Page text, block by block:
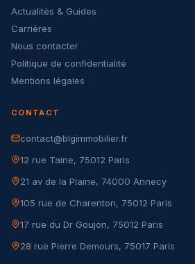
Actualités & Guides
Carrières
Nous contacter
Politique de confidentialité
Mentions légales
CONTACT
contact@blgimmobilier.fr
12 rue Taine, 75012 Paris
21 av de la Plaine, 74000 Annecy
105 rue de Charenton, 75012 Paris
17 rue du Dr Goujon, 75012 Paris
28 rue Pierre Demours, 75017 Paris